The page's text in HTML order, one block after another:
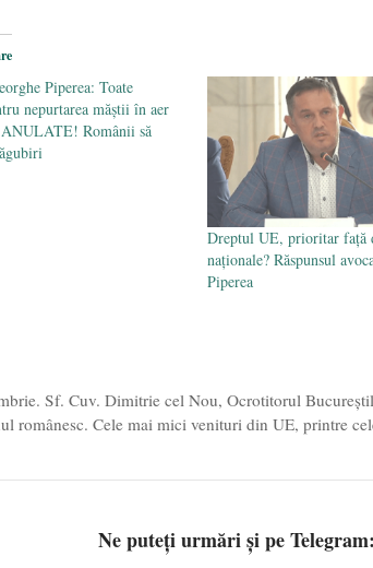
Piperea: Toate
nepurtarea măștii în aer
Românii să
Dreptul UE, prioritar față
naționale? Răspunsul
Piperea
Sf. Cuv. Dimitrie cel Nou, Ocrotitorul
românesc. Cele mai mici venituri din UE, printre
Ne puteți urmări și pe Telegram: